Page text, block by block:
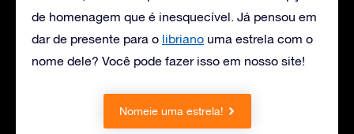
de homenagem que é inesquecível. Já pensou em
dar de presente para o libriano uma estrela com o
nome dele? Você pode fazer isso em nosso site!
Nomeie uma estrela!